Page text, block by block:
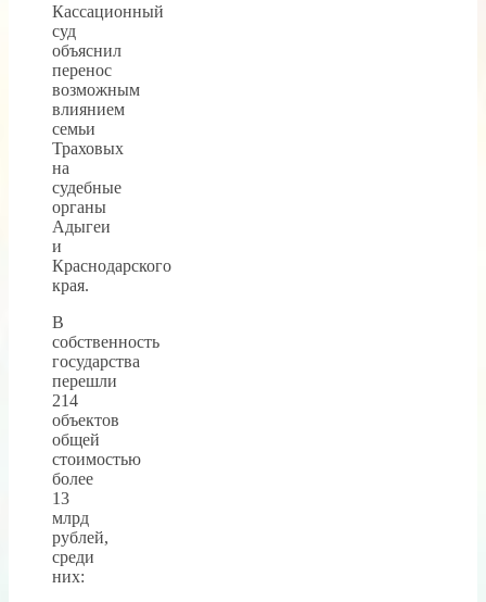
Кассационный
суд
объяснил
перенос
возможным
влиянием
семьи
Траховых
на
судебные
органы
Адыгеи
и
Краснодарского
края.
В
собственность
государства
перешли
214
объектов
общей
стоимостью
более
13
млрд
рублей,
среди
них: